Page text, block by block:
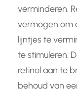
verminderen.
vermogen om
lijntjes te
te stimuleren.
retinol aan te
behoud van